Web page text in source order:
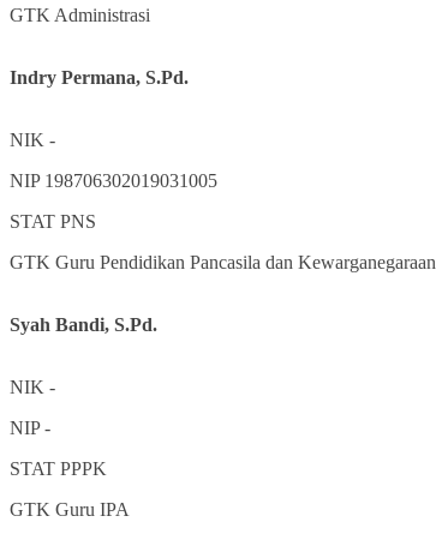
GTK Administrasi
Indry Permana, S.Pd.
NIK -
NIP 198706302019031005
STAT PNS
GTK Guru Pendidikan Pancasila dan Kewarganegaraan
Syah Bandi, S.Pd.
NIK -
NIP-
STAT PPPK
GTK Guru IPA